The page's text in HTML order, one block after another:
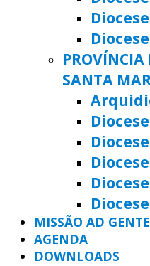
PROVÍNCIA
SANTA
MISSÃO AD
AGENDA
DOWNLOADS